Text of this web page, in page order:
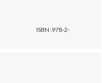
ISBN :978-2-